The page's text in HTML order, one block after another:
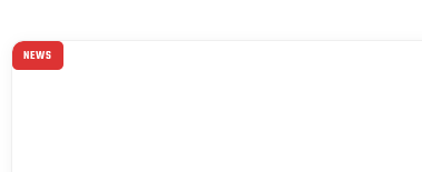
NEWS